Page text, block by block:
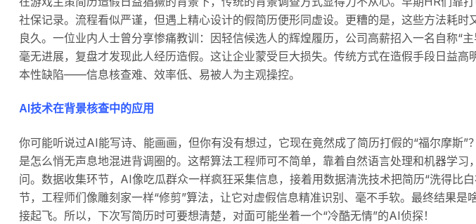
社保记录。流程看似严谨，但遇上精心设计的假简历便形同虚设。更糟的是，这些方法耗
良久。一位业内人士曾分享惨痛教训：因轻信候选人的辉煌履历，公司高薪招入一名自称“
毫无进展，复盘才发现此人经历造假。这让企业蒙受巨大损失。传统方式在造假手段日益高
本性缺陷——信息核查难、效率低、易被人为主观操控。
AI技术在背景核查中的应用
你可能听说过AI能写诗、能画画，但你有没有想过，它现在竟然成了简历打假的“福尔摩斯
是怎么悄无声息地混进背调圈的。这帮算法工程师可不简单，靠着自然语言处理和机器学习
问。数据收集环节，AI像吃瓜群众一样疯狂采集信息，接着用数据清洗技术把简历“洗得比
节，工程师们像雕刻家一样“修剪”算法，让它对虚假信息精准识别、毫不手软。最终结果是
接起飞。所以，下次写简历时可要想清楚，对面可能坐着一个“冷酷无情”的AI侦探！